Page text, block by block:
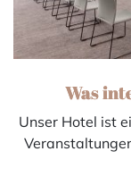
Was
Unser Hotel ist